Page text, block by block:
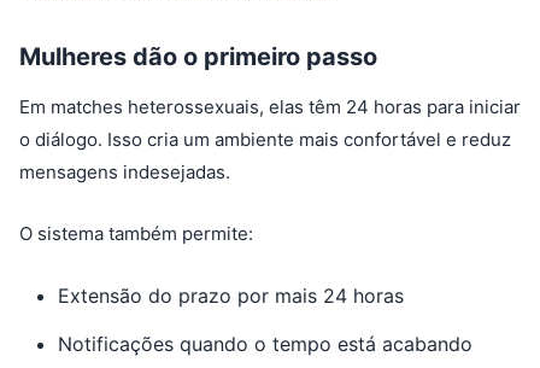
Mulheres dão o primeiro passo
Em matches heterossexuais, elas têm 24 horas para iniciar
o diálogo. Isso cria um ambiente mais confortável e reduz
mensagens indesejadas.
O sistema também permite:
Extensão do prazo por mais 24 horas
Notificações quando o tempo está acabando